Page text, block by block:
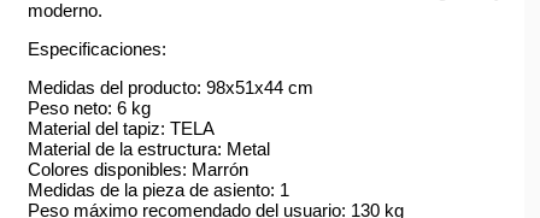
moderno.
Especificaciones:
Medidas del producto: 98x51x44 cm
Peso neto: 6 kg
Material del tapiz: TELA
Material de la estructura: Metal
Colores disponibles: Marrón
Medidas de la pieza de asiento: 1
Peso máximo recomendado del usuario: 130 kg